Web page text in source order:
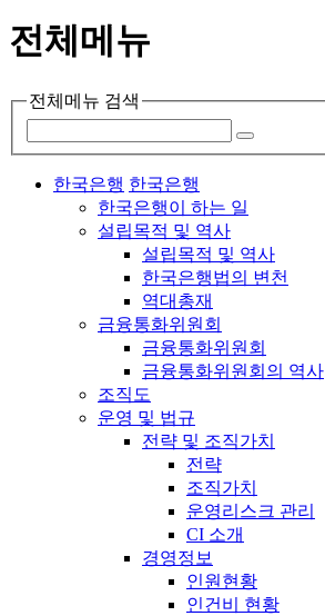
전체메뉴
전체메뉴 검색
한국은행 한국은행
한국은행이 하는 일
설립목적 및 역사
설립목적 및 역사
한국은행법의 변천
역대총재
금융통화위원회
금융통화위원회
금융통화위원회의 역사
조직도
운영 및 법규
전략 및 조직가치
전략
조직가치
운영리스크 관리
CI 소개
경영정보
인원현황
인건비 현황